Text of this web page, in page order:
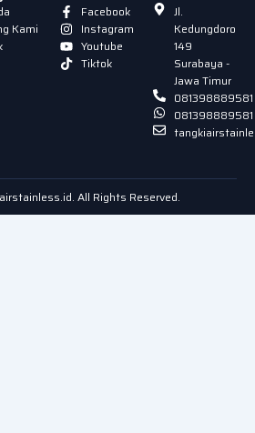
Kami
Facebook
Instagram
Youtube
Tiktok
Jl.
Kedungdoro
149
Surabaya -
Jawa Timur
081398889581
081398889581
All Rights Reserved.